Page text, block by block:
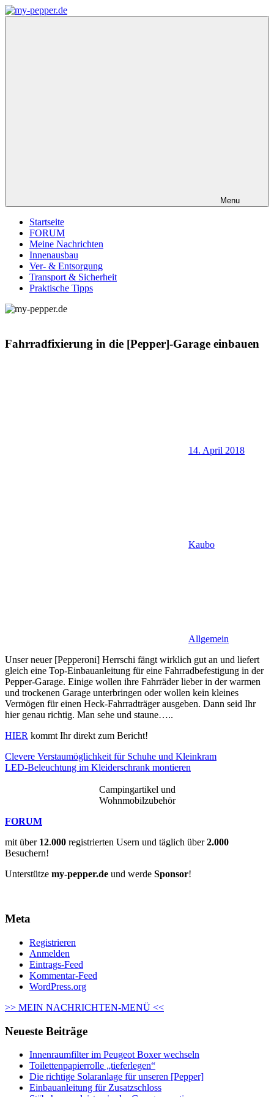
Zum
Inhalt
Menu
Startseite
FORUM
Meine Nachrichten
Innenausbau
Ver- & Entsorgung
Transport & Sicherheit
Praktische Tipps
Fahrradfixierung in die [Pepper]-Garage einbauen
14. April 2018
Kaubo
Allgemein
Unser neuer [Pepperoni] Herrschi fängt wirklich gut an und liefert
gleich eine Top-Einbauanleitung für eine Fahrradbefestigung in der
Pepper-Garage. Einige wollen ihre Fahrräder lieber in der warmen
und trockenen Garage unterbringen oder wollen kein kleines
Vermögen für einen Heck-Fahrradträger ausgeben. Dann seid Ihr
hier genau richtig. Man sehe und staune…..
HIER kommt Ihr direkt zum Bericht!
Beitragsnavigation
Vorheriger
Beitrag:
Clevere Verstaumöglichkeit für Schuhe und Kleinkram
Nächster
LED-Beleuchtung im Kleiderschrank montieren
Campingartikel und
Wohnmobilzubehör
FORUM
mit über 12.000 registrierten Usern und täglich über2.000
Besuchern!
Unterstütze my-pepper.de und werde Sponsor!
Meta
Registrieren
Anmelden
Eintrags-Feed
Kommentar-Feed
WordPress.org
>> MEIN NACHRICHTEN-MENÜ <<
Neueste Beiträge
Innenraumfilter im Peugeot Boxer wechseln
Toilettenpapierrolle „tieferlegen“
Die richtige Solaranlage für unseren [Pepper]
Einbauanleitung für Zusatzschloss